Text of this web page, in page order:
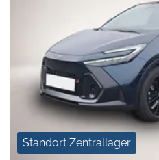
Standort Zentrallager